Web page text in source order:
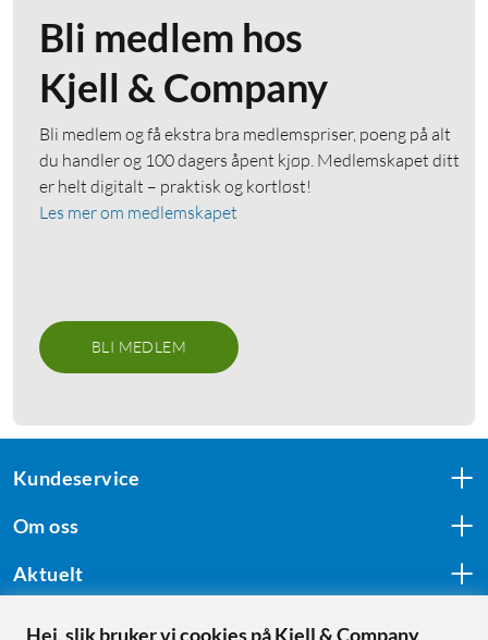
Bli medlem hos
Kjell & Company
Bli medlem og få ekstra bra medlemspriser, poeng på alt
du handler og 100 dagers åpent kjøp. Medlemskapet ditt
er helt digitalt – praktisk og kortløst!
Les mer om medlemskapet
BLI MEDLEM
Kundeservice
Om oss
Aktuelt
Hei, slik bruker vi cookies på Kjell & Company